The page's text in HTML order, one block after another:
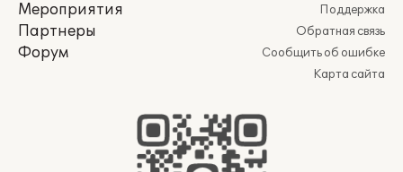
Мероприятия
Партнеры
Форум
Поддержка
Обратная связь
Сообщить об ошибке
Карта сайта